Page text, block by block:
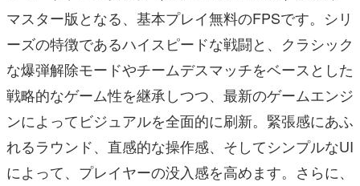
マスター版となる、基本プレイ無料のFPSです。シリ
ーズの特徴であるハイスピードな戦闘と、クラシック
な爆弾解除モードやチームデスマッチをベースとした
戦略的なゲーム性を継承しつつ、最新のゲームエンジ
ンによってビジュアルを全面的に刷新。緊張感にあふ
れるラウンド、直感的な操作感、そしてシンプルなUI
によって、プレイヤーの没入感を高めます。さらに、